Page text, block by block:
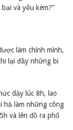
và yếu kém?”
làm chính mình,
lại đầy những bi
dậy lúc 8h, lao
hả làm những công
và lên đồ ra phố